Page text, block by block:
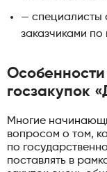
— специалисты
заказчиками
госзакупок
Многие
вопросом о том,
по
поставлять в